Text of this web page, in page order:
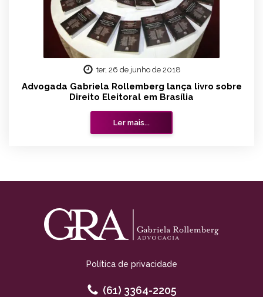
ter, 26 de junho de 2018
Advogada Gabriela Rollemberg lança livro sobre
Direito Eleitoral em Brasília
Ler mais...
Política de privacidade
(61) 3364-2205